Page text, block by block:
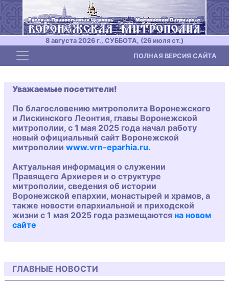
8 августа 2026 г., СУББОТА, (26 июля ст.)
Toggle navigation ПОЛНАЯ ВЕРСИЯ САЙТА
Уважаемые посетители!
По благословению митрополита Воронежского
и Лискинского Леонтия, главы Воронежской
митрополии, с 1 мая 2025 года начал работу
новый официальный сайт Воронежской
митрополии www.vrn-eparhia.ru.
Актуальная информация о служении
Правящего Архиерея и о структуре
митрополии, сведения об истории
Воронежской епархии, монастырей и храмов, а
также новости епархиальной и приходской
жизни с 1 мая 2025 года размещаются на новом
сайте
ГЛАВНЫЕ НОВОСТИ